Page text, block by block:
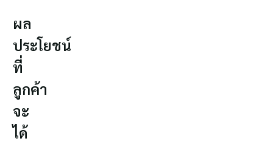
ผล
ประโยชน์
ที่
ลูกค้า
จะ
ได้